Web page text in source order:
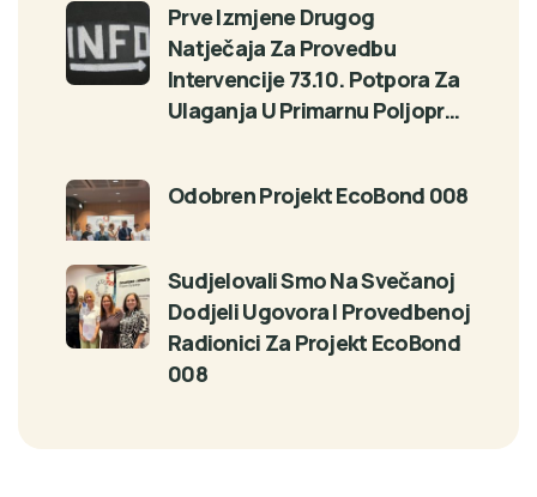
Prve Izmjene Drugog
Natječaja Za Provedbu
Intervencije 73.10. Potpora Za
Ulaganja U Primarnu Poljopr…
Odobren Projekt EcoBond 008
Sudjelovali Smo Na Svečanoj
Dodjeli Ugovora I Provedbenoj
Radionici Za Projekt EcoBond
008